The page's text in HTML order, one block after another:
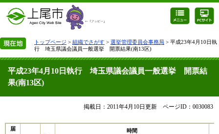
トップページ > 組織でさがす > 選挙管理委員会事務局 > 平成23年4月10日執
行 埼玉県議会議員一般選挙 開票結果(南13区)
平成23年4月10日執行 埼玉県議会議員一般選挙 開票結
果(南13区)
掲載日：2011年4月10日更新 ページID：0030083
届
時間